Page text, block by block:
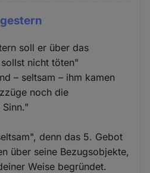
soll er über das
nicht töten"
– seltsam – ihm kamen
noch die
denn das 5. Gebot
über seine Bezugsobjekte,
Weise begründet.